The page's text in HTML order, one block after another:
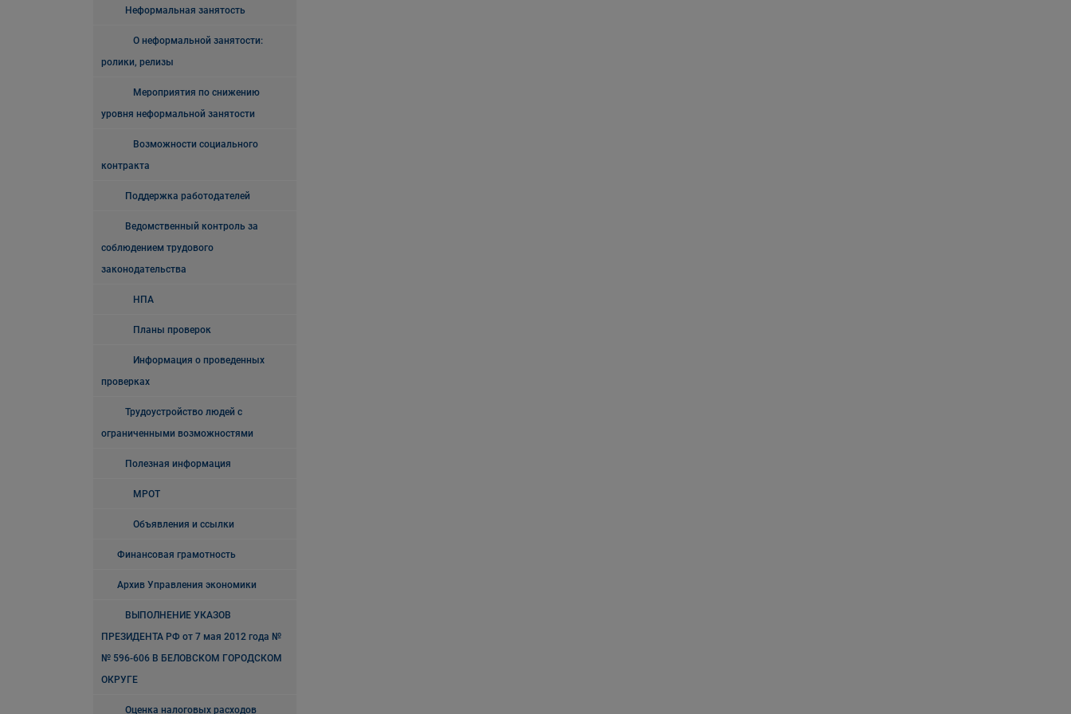
Неформальная занятость
О неформальной занятости:
ролики, релизы
Мероприятия по снижению
уровня неформальной занятости
Возможности социального
контракта
Поддержка работодателей
Ведомственный контроль за
соблюдением трудового
законодательства
НПА
Планы проверок
Информация о проведенных
проверках
Трудоустройство людей с
ограниченными возможностями
Полезная информация
МРОТ
Объявления и ссылки
Финансовая грамотность
Архив Управления экономики
ВЫПОЛНЕНИЕ УКАЗОВ
ПРЕЗИДЕНТА РФ от 7 мая 2012 года №
№ 596-606 В БЕЛОВСКОМ ГОРОДСКОМ
ОКРУГЕ
Оценка налоговых расходов